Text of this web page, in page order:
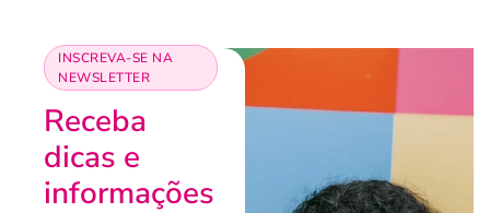
INSCREVA-SE NA
NEWSLETTER
Receba
dicas e
informações